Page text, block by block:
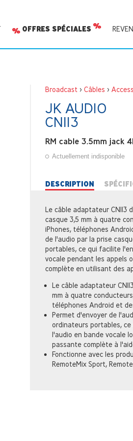
OFFRES SPÉCIALES
Broadcast > Câbles >
JK AUDIO
CN113
RM cable 3.5mm jack
Actuellement indisponible
DESCRIPTION
Le câble adaptateur
casque 3,5 mm à quatre
iPhones, téléphones
de l'audio par la prise
portables, ce qui facilite
vocale pendant les appels
complète en utilisant des
Le câble adaptateur
mm à quatre
téléphones Android et
Permet d'envoyer de
ordinateurs portables,
l'audio en bande vocale
passante complète à
Fonctionne avec les
RemoteMix Sport,